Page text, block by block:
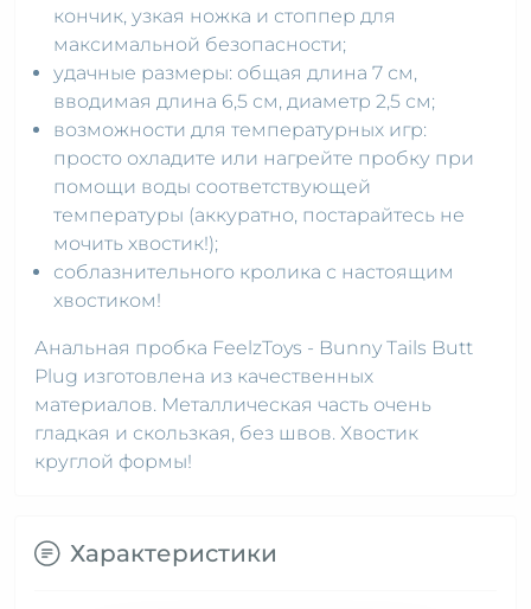
кончик, узкая ножка и стоппер для
максимальной безопасности;
удачные размеры: общая длина 7 см,
вводимая длина 6,5 см, диаметр 2,5 см;
возможности для температурных игр:
просто охладите или нагрейте пробку при
помощи воды соответствующей
температуры (аккуратно, постарайтесь не
мочить хвостик!);
соблазнительного кролика с настоящим
хвостиком!
Анальная пробка FeelzToys - Bunny Tails Butt
Plug изготовлена из качественных
материалов. Металлическая часть очень
гладкая и скользкая, без швов. Хвостик
круглой формы!
Характеристики